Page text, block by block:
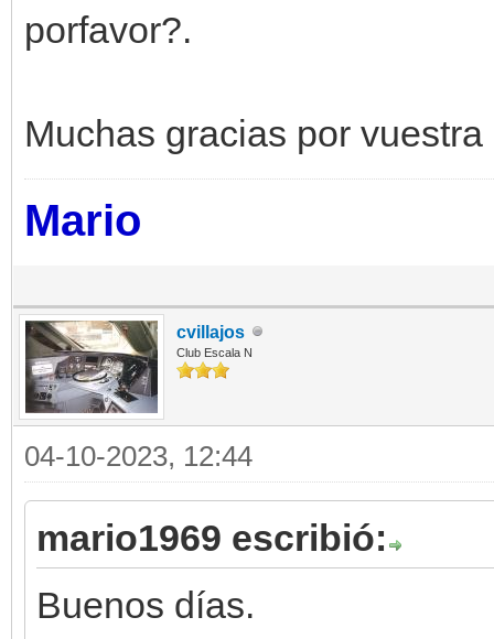
porfavor?.
Muchas gracias por vuestra
Mario
cvillajos
Club Escala N
04-10-2023, 12:44
mario1969 escribió:
Buenos días.